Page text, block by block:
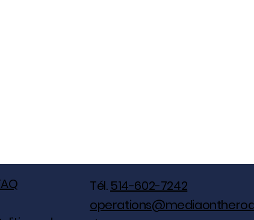
Tél. 514-602-7242